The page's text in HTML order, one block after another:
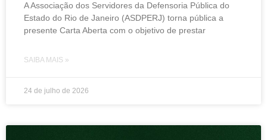
A Associação dos Servidores da Defensoria Pública do
Estado do Rio de Janeiro (ASDPERJ) torna pública a
presente Carta Aberta com o objetivo de prestar
SAIBA MAIS »
24 de julho de 2026